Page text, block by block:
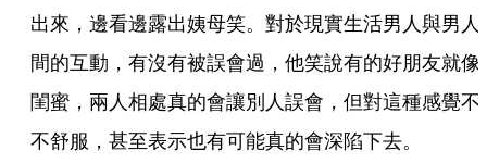
出來，邊看邊露出姨母笑。對於現實生活男人與男人
間的互動，有沒有被誤會過，他笑說有的好朋友就像
閨蜜，兩人相處真的會讓別人誤會，但對這種感覺不
不舒服，甚至表示也有可能真的會深陷下去。